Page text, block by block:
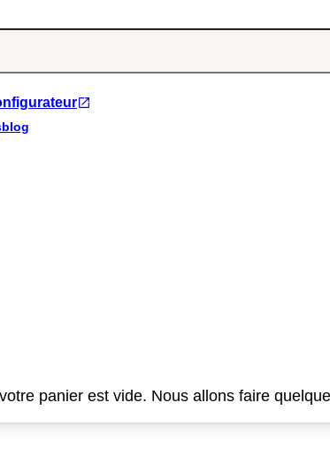
blog
panier est vide. Nous allons faire